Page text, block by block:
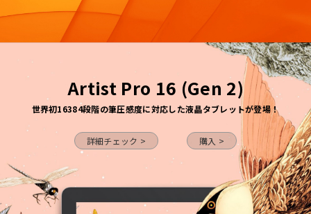
Artist Pro 16 (Gen 2)
世界初16384段階の筆圧感度に対応した液晶タブレットが登場！
詳細チェック > 購入 >